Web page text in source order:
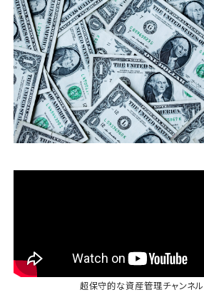
運営会社
ファミリーオフィスとは
関連書籍
メールマガジン登録
よくある質問
超保守的な資産管理チャンネル